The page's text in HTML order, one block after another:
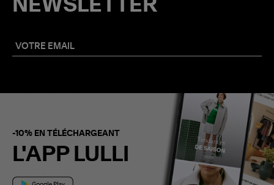
NEWSLETTER
-10% EN TÉLÉCHARGEANT
L'APP LULLI